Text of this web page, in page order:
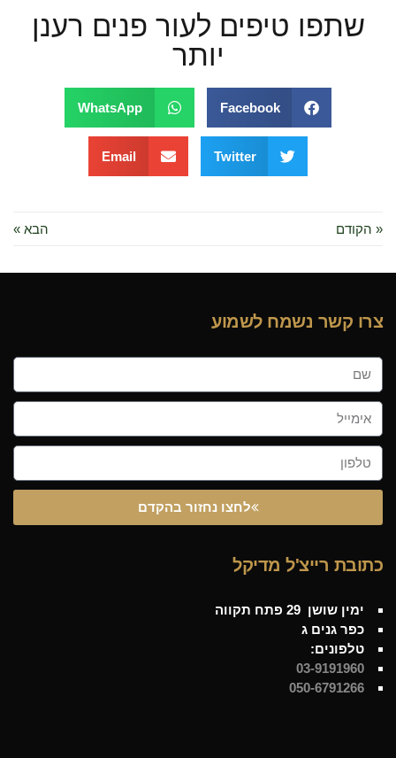
שתפו טיפים לעור פנים רענן
יותר
Facebook
WhatsApp
Twitter
Email
« הקודם הבא »
צרו קשר נשמח לשמוע
לחצו נחזור בהקדם
כתובת רייצ'ל מדיקל
ימין שושן 29 פתח תקווה
כפר גנים ג
טלפונים:
03-9191960
050-6791266